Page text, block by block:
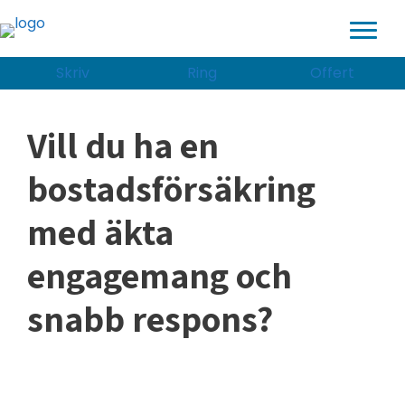
till
innehåll
Skriv Ring Offert
Vill du ha en
bostadsförsäkring
med äkta
engagemang och
snabb respons?